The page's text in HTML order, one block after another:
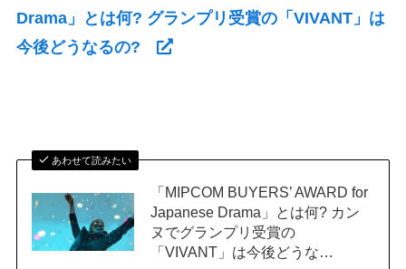
Drama」とは何? グランプリ受賞の「VIVANT」は
今後どうなるの?
あわせて読みたい
「MIPCOM BUYERS’ AWARD for
Japanese Drama」とは何? カン
ヌでグランプリ受賞の
「VIVANT」は今後どうな…